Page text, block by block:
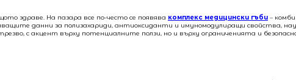
здраве. На пазара все по-често се появява комплекс медицински гъби –
данни за полизахариди, антиоксиданти и имуномодулиращи свойства,
с акцент върху потенциалните ползи, но и върху ограниченията и